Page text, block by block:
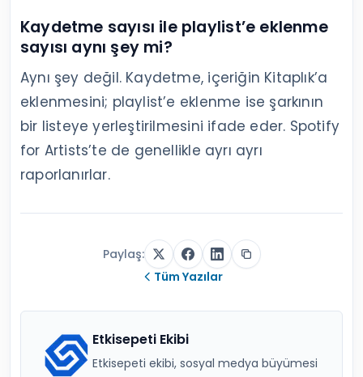
Kaydetme sayısı ile playlist’e eklenme
sayısı aynı şey mi?
Aynı şey değil. Kaydetme, içeriğin Kitaplık’a
eklenmesini; playlist’e eklenme ise şarkının
bir listeye yerleştirilmesini ifade eder. Spotify
for Artists’te de genellikle ayrı ayrı
raporlanırlar.
Paylaş:
Tüm Yazılar
Etkisepeti Ekibi
Etkisepeti ekibi, sosyal medya büyümesi